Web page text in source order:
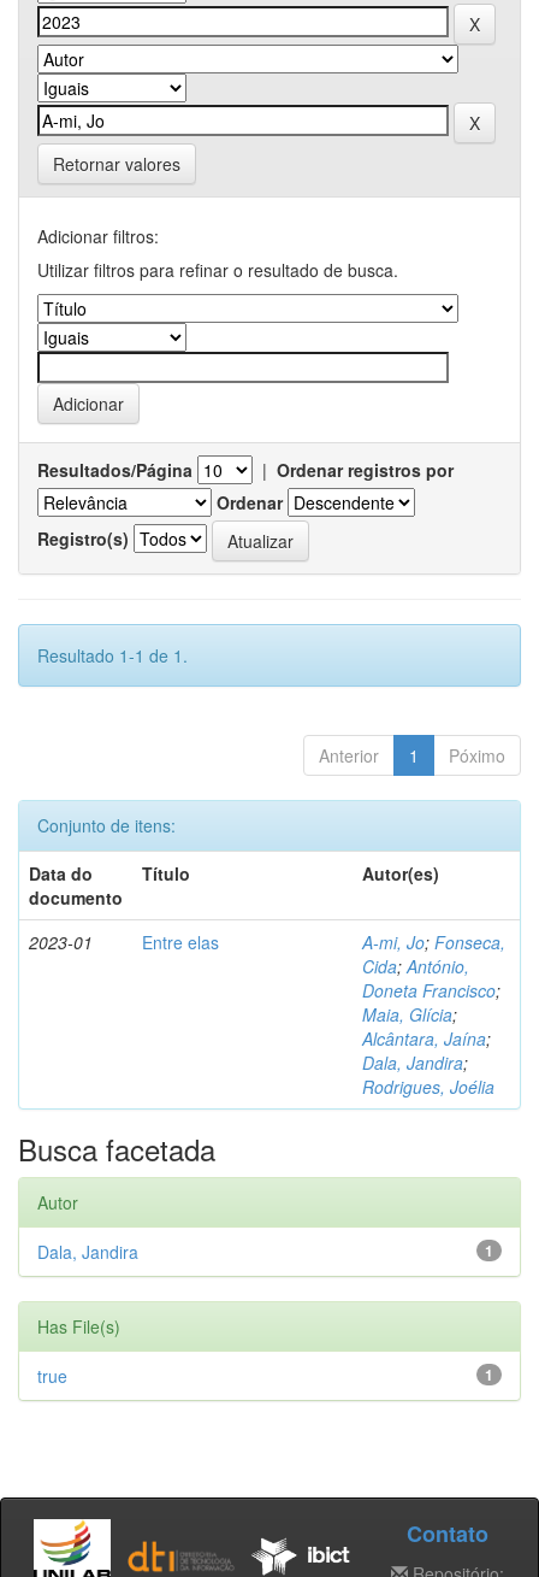
Retornar valores
Adicionar filtros:
Utilizar filtros para refinar o resultado de busca.
Resultados/Página | Ordenar registros por
Ordenar
Registro(s)
Resultado 1-1 de 1.
Anterior 1 Póximo
Conjunto de itens:
Data do
documento
Título Autor(es)
2023-01 Entre elas A-mi, Jo; Fonseca,
Cida;António,
Doneta Francisco;
Maia, Glícia;
Alcântara, Jaína;
Dala, Jandira;
Rodrigues, Joélia
Busca facetada
Autor
1
Dala, Jandira
Has File(s)
1
true
Contato